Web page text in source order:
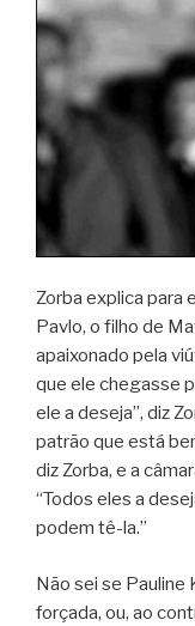
Zorba explica para
Pavlo, o filho de
apaixonado pela
que ele chegasse
ele a deseja”, diz
patrão que está
diz Zorba, e a
“Todos eles a
podem tê-la.”
Não sei se Pauline
forçada, ou, ao